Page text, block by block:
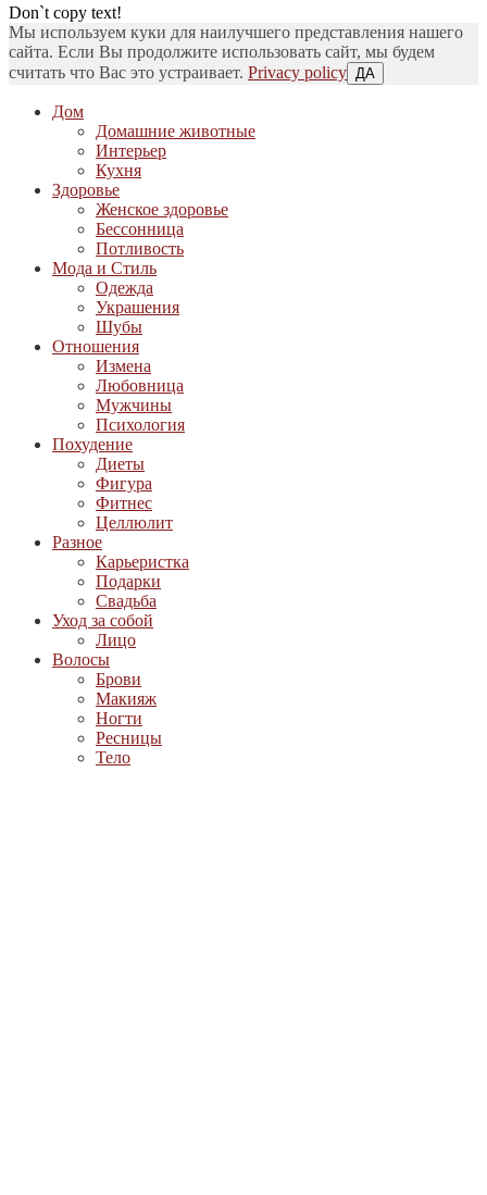
Don`t copy text!
Мы используем куки для наилучшего представления нашего
сайта. Если Вы продолжите использовать сайт, мы будем
считать что Вас это устраивает. Privacy policy ДА
Дом
Домашние животные
Интерьер
Кухня
Здоровье
Женское здоровье
Бессонница
Потливость
Мода и Стиль
Одежда
Украшения
Шубы
Отношения
Измена
Любовница
Мужчины
Психология
Похудение
Диеты
Фигура
Фитнес
Целлюлит
Разное
Карьеристка
Подарки
Свадьба
Уход за собой
Лицо
Волосы
Брови
Макияж
Ногти
Ресницы
Тело